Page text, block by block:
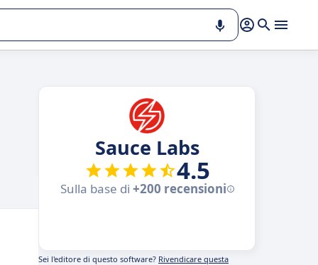
Sauce Labs
4.5
Sulla base di +200 recensioni
Sei l'editore di questo software? Rivendicare questa